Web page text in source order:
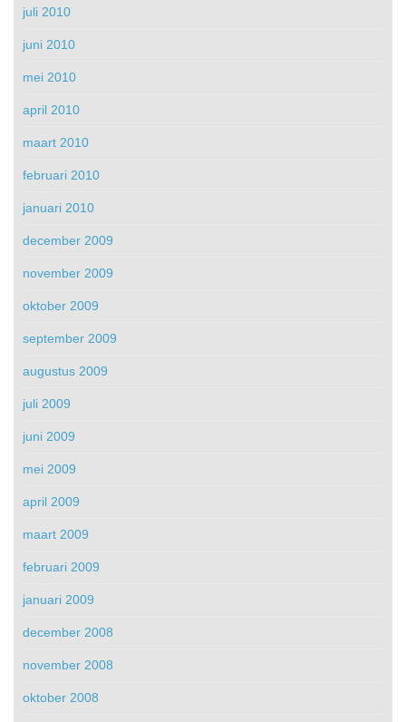
juli 2010
juni 2010
mei 2010
april 2010
maart 2010
februari 2010
januari 2010
december 2009
november 2009
oktober 2009
september 2009
augustus 2009
juli 2009
juni 2009
mei 2009
april 2009
maart 2009
februari 2009
januari 2009
december 2008
november 2008
oktober 2008